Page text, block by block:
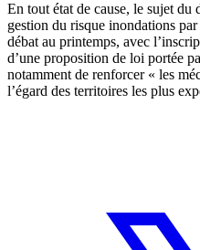
En tout état de cause, le sujet du
gestion du risque inondations
débat au printemps, avec
d’une proposition de loi portée
notamment de renforcer « les
l’égard des territoires les plus